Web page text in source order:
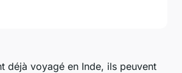
déjà voyagé en Inde, ils peuvent